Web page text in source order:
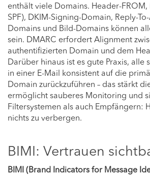
enthält viele Domains. Header-
SPF), DKIM-Signing-Domain, Reply-
Domains und Bild-Domains können
sein. DMARC erfordert Alignment
authentifizierten Domain und dem
Darüber hinaus ist es gute Praxis, alle
in einer E-Mail konsistent auf die
Domain zurückzuführen – das stärkt
ermöglicht sauberes Monitoring und
Filtersystemen als auch Empfängern:
nichts zu verbergen.
BIMI: Vertrauen
BIMI (Brand Indicators for Message